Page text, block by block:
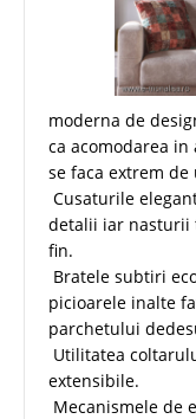
moderna de
ca acomodarea
se faca extrem de
Cusaturile
detalii iar nasturii
fin.
Bratele subtiri
picioarele inalte
parchetului
Utilitatea
extensibile.
Mecanismele de